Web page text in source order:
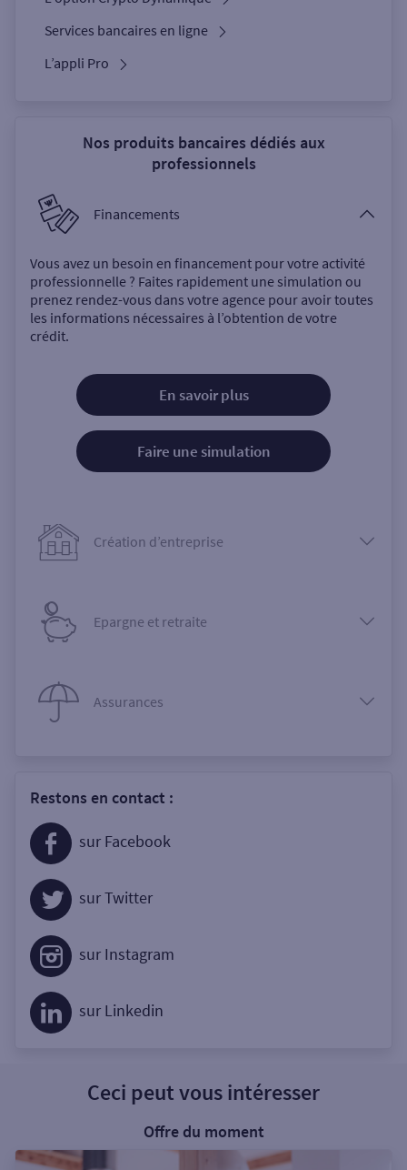
Services bancaires en ligne
L’appli Pro
Nos produits bancaires dédiés aux
professionnels
Financements
Vous avez un besoin en financement pour votre activité
professionnelle ? Faites rapidement une simulation ou
prenez rendez-vous dans votre agence pour avoir toutes
les informations nécessaires à l’obtention de votre
crédit.
En savoir plus
Faire une simulation
Création d’entreprise
Epargne et retraite
Assurances
Restons en contact :
sur Facebook
sur Twitter
sur Instagram
sur Linkedin
Ceci peut vous intéresser
Offre du moment